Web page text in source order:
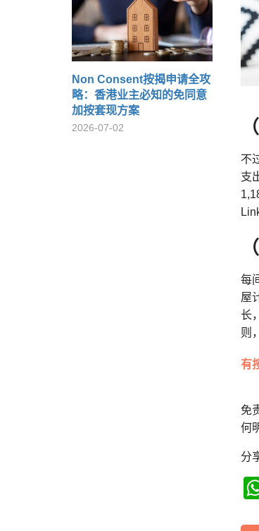
Non Consent按揭申请全攻
略：香港业主必知的免同意
加按套现方案
2026-07-02
不
支
每
屋
长
则
有
免
何
分